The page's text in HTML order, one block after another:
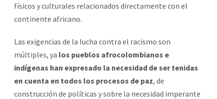
físicos y culturales relacionados directamente con el
continente africano.
Las exigencias de la lucha contra el racismo son
múltiples, ya los pueblos afrocolombianos e
indígenas han expresado la necesidad de ser tenidas
en cuenta en todos los procesos de paz, de
construcción de políticas y sobre la necesidad imperante